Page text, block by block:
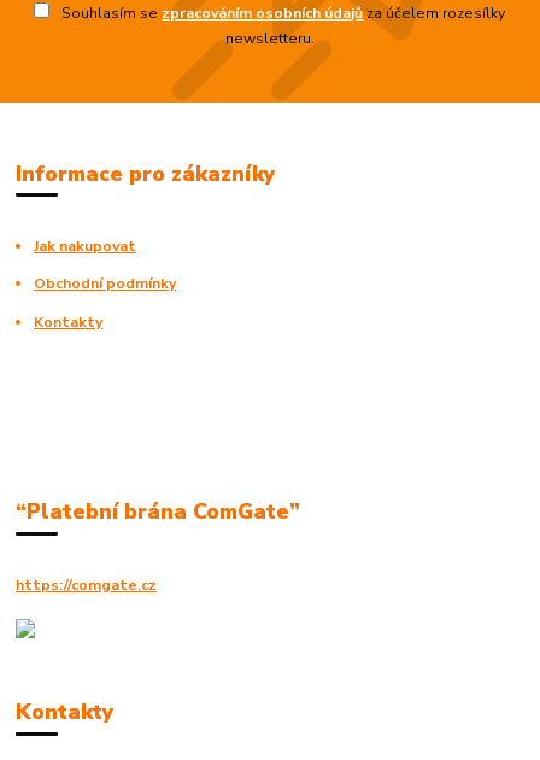
Souhlasím se zpracováním osobních údajůza účelem rozesílky
newsletteru.
Informace pro zákazníky
Jak nakupovat
Obchodní podmínky
Kontakty
“Platební brána ComGate”
https://comgate.cz
Kontakty